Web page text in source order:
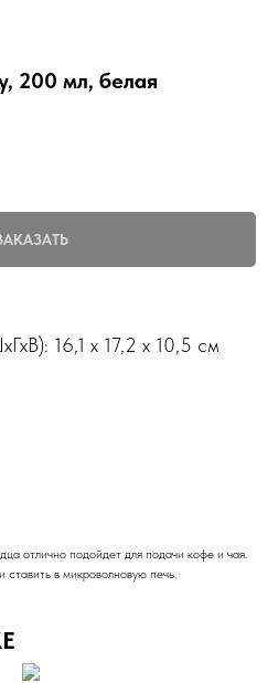
200 мл, белая
16,1 х 17,2 х 10,5 см
отлично подойдет для подачи кофе и чая.
в микроволновую печь.